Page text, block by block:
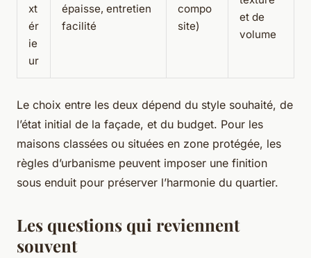
xt
ér
ie
ur
épaisse, entretien
facilité
compo
site)
et de
volume
Le choix entre les deux dépend du style souhaité, de
l’état initial de la façade, et du budget. Pour les
maisons classées ou situées en zone protégée, les
règles d’urbanisme peuvent imposer une finition
sous enduit pour préserver l’harmonie du quartier.
Les questions qui reviennent
souvent